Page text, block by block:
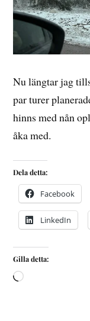
Nu längtar jag
par turer
hinns med nån
åka med.
Dela detta:
Facebook
LinkedIn
Gilla detta: